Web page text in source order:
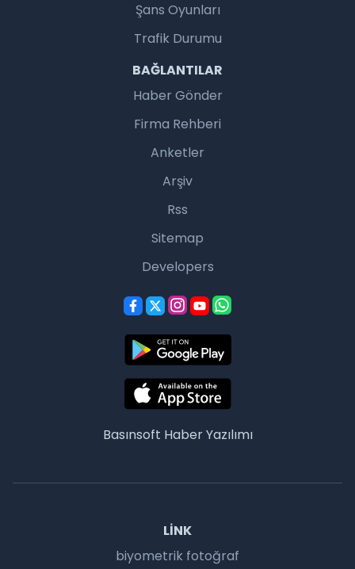
Şans Oyunları
Trafik Durumu
BAĞLANTILAR
Haber Gönder
Firma Rehberi
Anketler
Arşiv
Rss
Sitemap
Developers
Basınsoft Haber Yazılımı
LINK
biyometrik fotoğraf